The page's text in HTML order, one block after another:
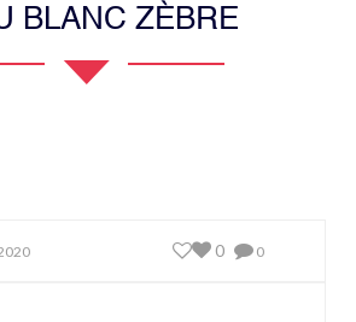
BLANC ZÈBRE
0
0